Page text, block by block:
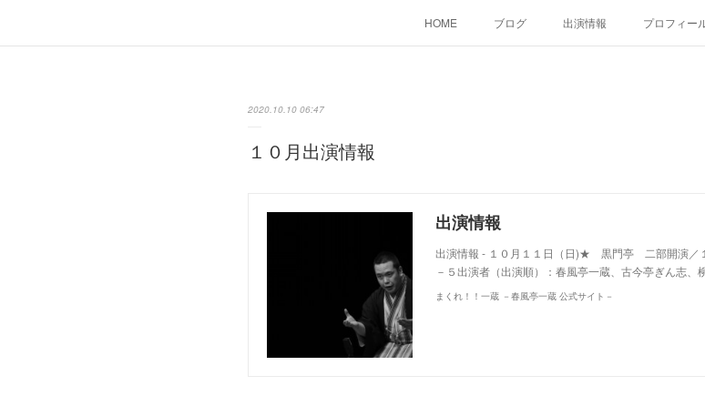
HOME ブログ 出演情報 プロフィー
2020.10.10 06:47
１０月出演情報
出演情報
出演情報 - １０月１１日（日)★ 黒門亭 二部開演／
－５出演者（出演順）：春風亭一蔵、古今亭ぎん志
まくれ！！一蔵 －春風亭一蔵 公式サイト－